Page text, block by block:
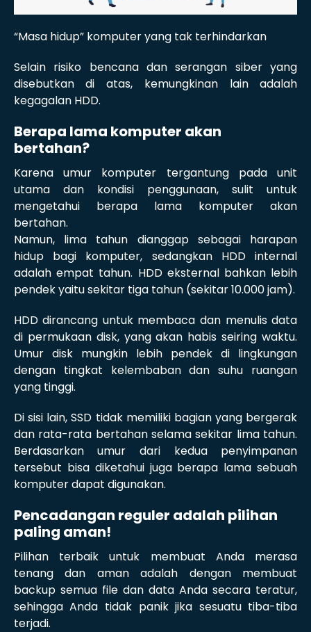
“Masa hidup” komputer yang tak terhindarkan
Selain risiko bencana dan serangan siber yang
disebutkan di atas, kemungkinan lain adalah
kegagalan HDD.
Berapa lama komputer akan
bertahan?
Karena umur komputer tergantung pada unit
utama dan kondisi penggunaan, sulit untuk
mengetahui berapa lama komputer akan
bertahan.
Namun, lima tahun dianggap sebagai harapan
hidup bagi komputer, sedangkan HDD internal
adalah empat tahun. HDD eksternal bahkan lebih
pendek yaitu sekitar tiga tahun (sekitar 10.000 jam).
HDD dirancang untuk membaca dan menulis data
di permukaan disk, yang akan habis seiring waktu.
Umur disk mungkin lebih pendek di lingkungan
dengan tingkat kelembaban dan suhu ruangan
yang tinggi.
Di sisi lain, SSD tidak memiliki bagian yang bergerak
dan rata-rata bertahan selama sekitar lima tahun.
Berdasarkan umur dari kedua penyimpanan
tersebut bisa diketahui juga berapa lama sebuah
komputer dapat digunakan.
Pencadangan reguler adalah pilihan
paling aman!
Pilihan terbaik untuk membuat Anda merasa
tenang dan aman adalah dengan membuat
backup semua file dan data Anda secara teratur,
sehingga Anda tidak panik jika sesuatu tiba-tiba
terjadi.